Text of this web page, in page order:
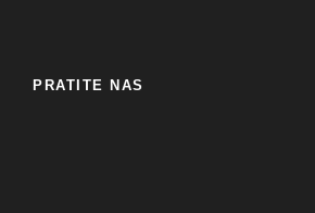
PRATITE NAS